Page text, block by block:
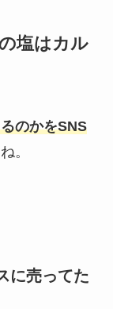
塩はカル
のかをSNS
。
に売ってた